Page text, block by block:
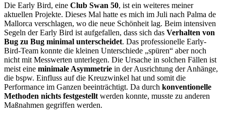
Die Early Bird, eine Club Swan 50, ist ein weiteres meiner
aktuellen Projekte. Dieses Mal hatte es mich im Juli nach Palma de
Mallorca verschlagen, wo die neue Schönheit lag. Beim intensiven
Segeln der Early Bird ist aufgefallen, dass sich das Verhalten von
Bug zu Bug minimal unterscheidet. Das professionelle Early-
Bird-Team konnte die kleinen Unterschiede „spüren“ aber noch
nicht mit Messwerten unterlegen. Die Ursache in solchen Fällen ist
meist eine minimale Asymmetrie in der Ausrichtung der Anhänge,
die bspw. Einfluss auf die Kreuzwinkel hat und somit die
Performance im Ganzen beeinträchtigt. Da durch konventionelle
Methoden nichts festgestellt werden konnte, musste zu anderen
Maßnahmen gegriffen werden.